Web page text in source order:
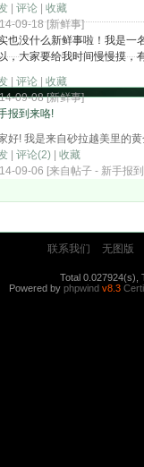
| 评论 | 收藏
09-18 [新鲜事]
也没什么新鲜事啦！我是一
，大家要给我时间慢慢摸，
| 评论 | 收藏
09-08 [新鲜事]
报到来咯!
好! 我是来自砂拉越美里的
| 评论(2) | 收藏
09-06 [来自帖子 - 新手报
联系我们 无图版
Total 0.027924(s),
Powered by phpwind v8.3